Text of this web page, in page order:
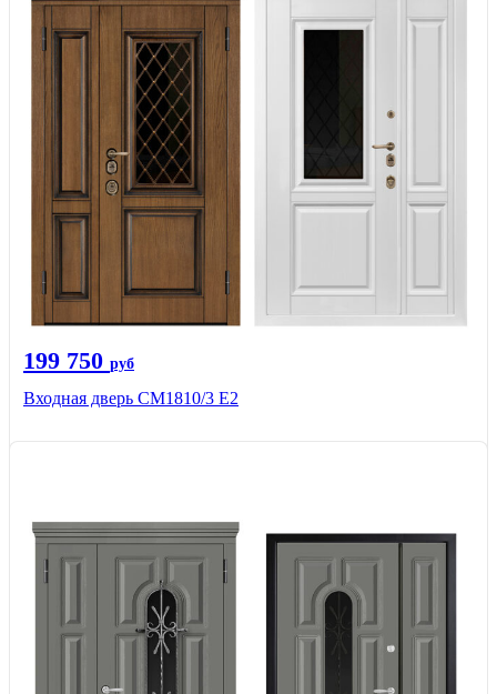
199 750 руб
Входная дверь СМ1810/3 Е2